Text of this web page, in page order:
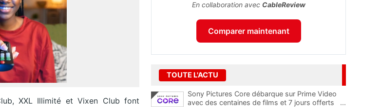
XXL Illimité et Vixen Club font
En collaboration avec CableReview
Comparer maintenant
TOUTE L'ACTU
Sony Pictures Core débarque sur Prime Video
avec des centaines de films et 7 jours offerts
...